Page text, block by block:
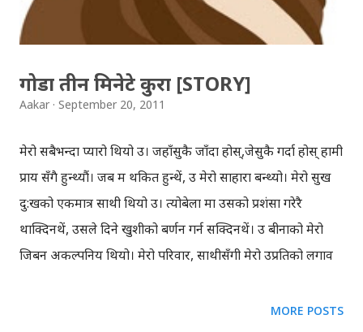
गर्नुस् भनेर सुझाव दिन त सक्दिन, तर ‘ट्रयाङ्गल अफ लाइफ’ सिद्दान्त
भन्दै यसैको पछि नकुद्न आ...
गोडा तीन मिनेटे कुरा [STORY]
Aakar September 20, 2011
मेरो सबैभन्दा प्यारो थियो उ। जहाँसुकै जाँदा होस्,जेसुकै गर्दा होस् हामी
प्राय सँगै हुन्थ्यौं। जब म थकित हुन्थें, उ मेरो साहारा बन्थ्यो। मेरो सुख
दु:खको एकमात्र साथी थियो उ। त्योबेला मा उसको प्रशंसा गरेरै
थाक्दिनथें, उसले दिने खुशीको बर्णन गर्न सक्दिनथें। उ बीनाको मेरो
जिबन अकल्पनिय थियो। मेरो परिवार, साथीसँगी मेरो उप्रतिको लगाव
थियो, त्यसैले मलाई लाग्थ्यो सबैजना मेरो डाह गर्दथे। बिस्तारै समय
MORE POSTS